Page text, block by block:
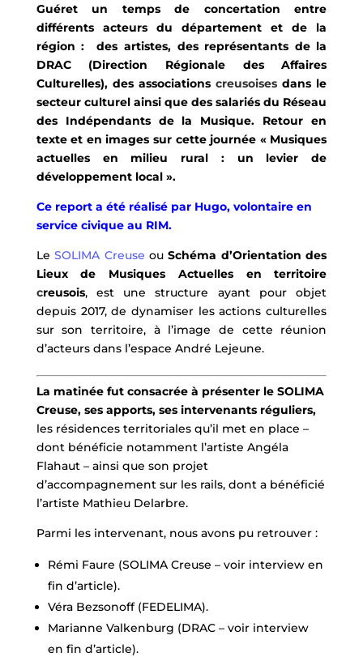
Guéret un temps de concertation entre
différents acteurs du département et de la
région : des artistes, des représentants de la
DRAC (Direction Régionale des Affaires
Culturelles), des associationscreusoisesdans le
secteur culturel ainsi que des salariés du Réseau
des Indépendants de la Musique. Retour en
texte et en images sur cette journée « Musiques
actuelles en milieu rural : un levier de
développement local ».
Ce report a été réalisé par Hugo, volontaire en
service civique au RIM.
LeSOLIMA Creuse ouSchéma d’Orientation des
Lieux de Musiques Actuelles en territoire
creusois, est une structure ayant pour objet
depuis 2017, de dynamiser les actions culturelles
sur son territoire, à l’image de cette réunion
d’acteurs dans l’espace André Lejeune.
La matinée fut consacrée à présenter le SOLIMA
Creuse, ses apports, ses intervenants réguliers,
les résidences territoriales qu’il met en place –
dont bénéficie notamment l’artiste Angéla
Flahaut – ainsi que son projet
d’accompagnement sur les rails, dont a bénéficié
l’artiste Mathieu Delarbre.
Parmi les intervenant, nous avons pu retrouver :
Rémi Faure (SOLIMA Creuse – voir interview en
fin d’article).
Véra Bezsonoff (FEDELIMA).
Marianne Valkenburg (DRAC – voir interview
en fin d’article).